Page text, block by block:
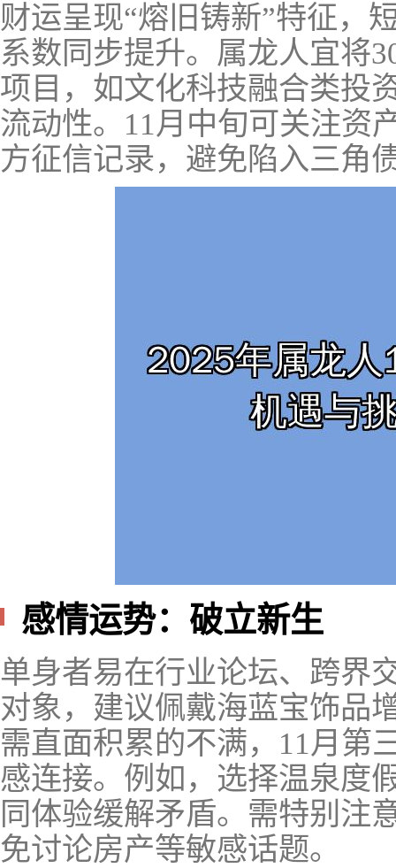
财运呈现“熔旧铸新”特征，
系数同步提升。属龙人宜将
项目，如文化科技融合类投
流动性。11月中旬可关注资
方征信记录，避免陷入三角
感情运势：破立新生
单身者易在行业论坛、跨界
对象，建议佩戴海蓝宝饰品
需直面积累的不满，11月第
感连接。例如，选择温泉度
同体验缓解矛盾。需特别注
免讨论房产等敏感话题。